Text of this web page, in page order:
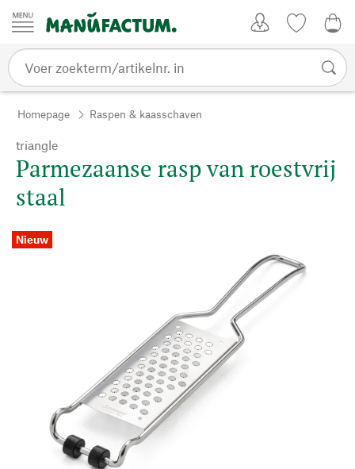
Passer au contenu
Homepage Raspen & kaasschaven
triangle
Parmezaanse rasp van roestvrij
staal
Nieuw